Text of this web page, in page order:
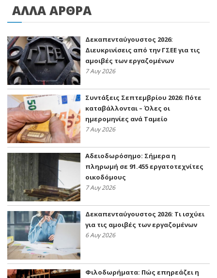
ΑΛΛΑ ΑΡΘΡΑ
Δεκαπενταύγουστος 2026:
Διευκρινίσεις από την ΓΣΕΕ για τις
αμοιβές των εργαζομένων
7 Αυγ 2026
Συντάξεις Σεπτεμβρίου 2026: Πότε
καταβάλλονται – Όλες οι
ημερομηνίες ανά Ταμείο
7 Αυγ 2026
Αδειοδωρόσημο: Σήμερα η
πληρωμή σε 91.455 εργατοτεχνίτες
οικοδόμους
7 Αυγ 2026
Δεκαπενταύγουστος 2026: Τι ισχύει
για τις αμοιβές των εργαζομένων
6 Αυγ 2026
Φιλοδωρήματα: Πώς επηρεάζει η